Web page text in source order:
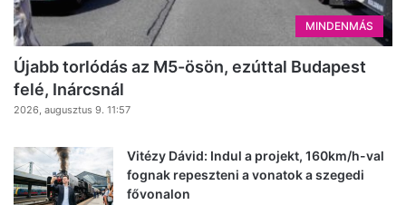
MINDENMÁS
Újabb torlódás az M5-ösön, ezúttal Budapest
felé, Inárcsnál
2026, augusztus 9. 11:57
Vitézy Dávid: Indul a projekt, 160km/h-val
fognak repeszteni a vonatok a szegedi
fővonalon